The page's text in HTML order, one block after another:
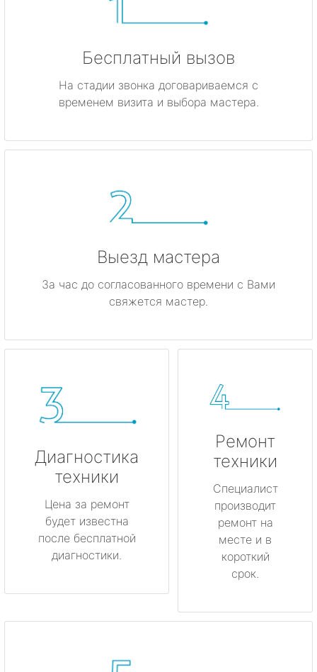
Бесплатный вызов
На стадии звонка договариваемся с
временем визита и выбора мастера.
Выезд мастера
За час до согласованного времени с Вами
свяжется мастер.
Диагностика
техники
Цена за ремонт
будет известна
после бесплатной
диагностики.
Ремонт
техники
Специалист
производит
ремонт на
месте и в
короткий
срок.